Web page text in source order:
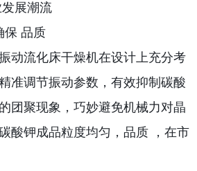
展潮流
保 品质
动流化床干燥机在设计上充分考
准调节振动参数，有效抑制碳酸
团聚现象，巧妙避免机械力对晶
酸钾成品粒度均匀，品质 ，在市